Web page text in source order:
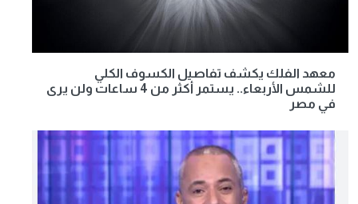
معهد الفلك يكشف تفاصيل الكسوف الكلي
للشمس الأربعاء.. يستمر أكثر من 4 ساعات ولن يرى
في مصر